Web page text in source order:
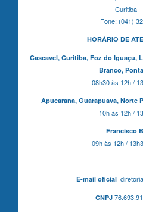
Curitiba -
Fone: (041)
HORÁRIO DE
Cascavel, Curitiba,Foz do Iguaçu,
Branco,
08h30 às 12h /
Apucarana, Guarapuava, Norte
10h às 12h /
Francisco
09h às 12h /
E-mail oficial
CNPJ